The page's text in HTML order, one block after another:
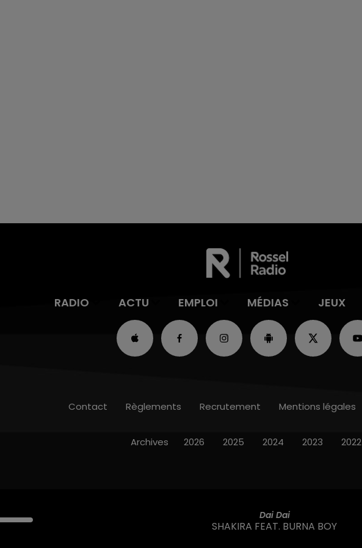
RADIO ACTU EMPLOI MÉDIAS JEUX
Dai Dai
SHAKIRA FEAT. BURNA BOY
Contact Règlements Recrutement Mentions légales
Archives 2026 2025 2024 2023 2022